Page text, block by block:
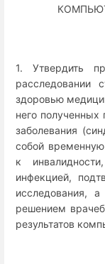
1. Утвердить
расследовании
здоровью
него полученных
заболевания
собой
к
инфекцией,
исследования,
решением
результатов